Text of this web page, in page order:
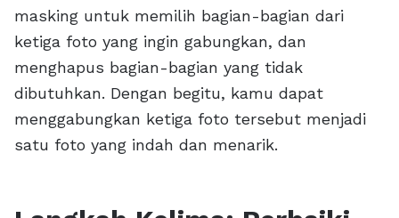
masking untuk memilih bagian-bagian dari
ketiga foto yang ingin gabungkan, dan
menghapus bagian-bagian yang tidak
dibutuhkan. Dengan begitu, kamu dapat
menggabungkan ketiga foto tersebut menjadi
satu foto yang indah dan menarik.